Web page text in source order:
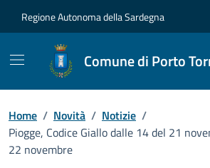
Regione Autonoma della Sardegna
Comune di Porto
Home / Novità / Notizie /
Piogge, Codice Giallo dalle 14 del 21
22 novembre